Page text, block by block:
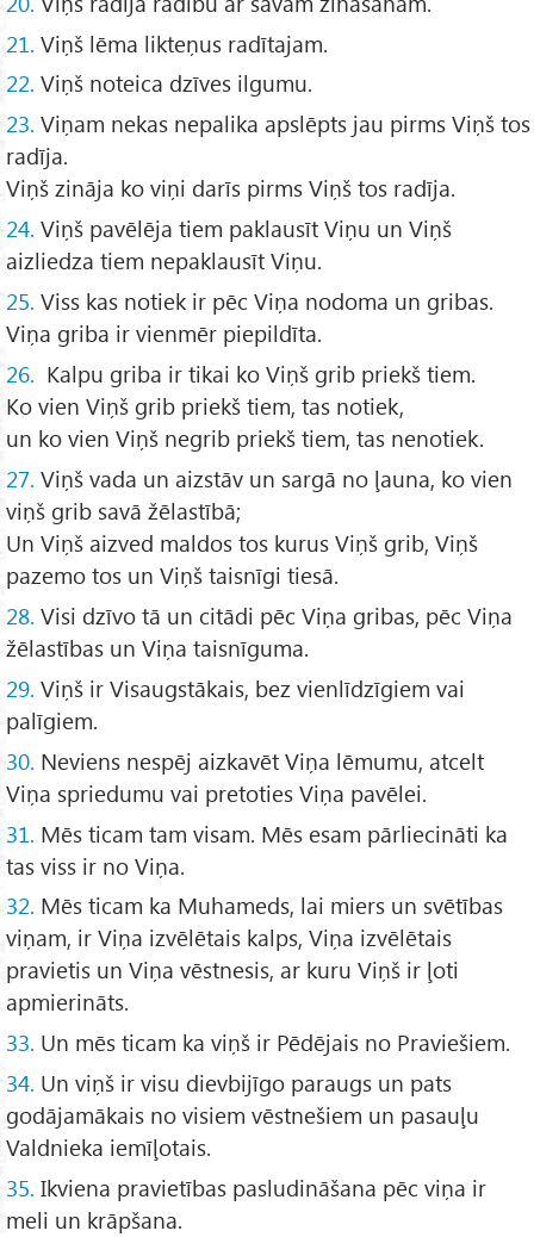
21. Viņš lēma likteņus radītajam.
22. Viņš noteica dzīves ilgumu.
23. Viņam nekas nepalika apslēpts jau pirms Viņš tos
radīja.
Viņš zināja ko viņi darīs pirms Viņš tos radīja.
24. Viņš pavēlēja tiem paklausīt Viņu un Viņš
aizliedza tiem nepaklausīt Viņu.
25. Viss kas notiek ir pēc Viņa nodoma un gribas.
Viņa griba ir vienmēr piepildīta.
26. Kalpu griba ir tikai ko Viņš grib priekš tiem.
Ko vien Viņš grib priekš tiem, tas notiek,
un ko vien Viņš negrib priekš tiem, tas nenotiek.
27. Viņš vada un aizstāv un sargā no ļauna, ko vien
viņš grib savā žēlastībā;
Un Viņš aizved maldos tos kurus Viņš grib, Viņš
pazemo tos un Viņš taisnīgi tiesā.
28. Visi dzīvo tā un citādi pēc Viņa gribas, pēc Viņa
žēlastības un Viņa taisnīguma.
29. Viņš ir Visaugstākais, bez vienlīdzīgiem vai
palīgiem.
30. Neviens nespēj aizkavēt Viņa lēmumu, atcelt
Viņa spriedumu vai pretoties Viņa pavēlei.
31. Mēs ticam tam visam. Mēs esam pārliecināti ka
tas viss ir no Viņa.
32. Mēs ticam ka Muhameds, lai miers un svētības
viņam, ir Viņa izvēlētais kalps, Viņa izvēlētais
pravietis un Viņa vēstnesis, ar kuru Viņš ir ļoti
apmierināts.
33. Un mēs ticam ka viņš ir Pēdējais no Praviešiem.
34. Un viņš ir visu dievbijīgo paraugs un pats
godājamākais no visiem vēstnešiem un pasauļu
Valdnieka iemīļotais.
35. Ikviena pravietības pasludināšana pēc viņa ir
meli un krāpšana.